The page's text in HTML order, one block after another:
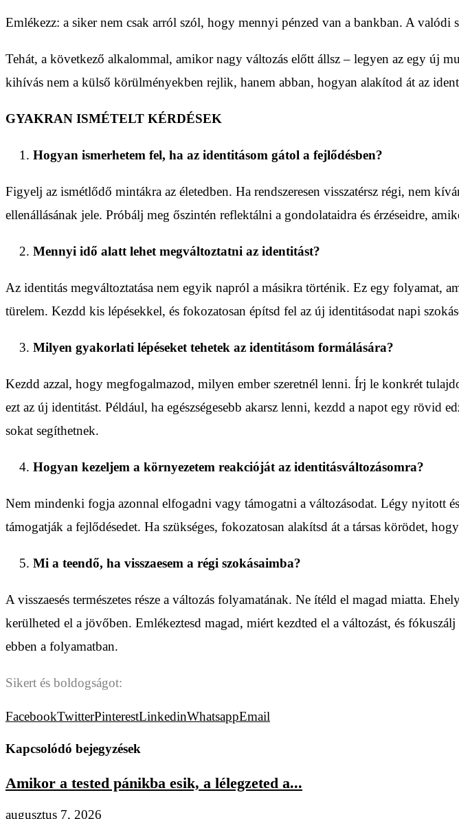
Emlékezz: a siker nem csak arról szól, hogy mennyi pénzed van a bankban. A valódi
Tehát, a következő alkalommal, amikor nagy változás előtt állsz – legyen az egy új
kihívás nem a külső körülményekben rejlik, hanem abban, hogyan alakítod át az
GYAKRAN ISMÉTELT KÉRDÉSEK
Hogyan ismerhetem fel, ha az identitásom gátol a fejlődésben?
Figyelj az ismétlődő mintákra az életedben. Ha rendszeresen visszatérsz régi, nem
ellenállásának jele. Próbálj meg őszintén reflektálni a gondolataidra és érzéseidre,
Mennyi idő alatt lehet megváltoztatni az identitást?
Az identitás megváltoztatása nem egyik napról a másikra történik. Ez egy folyamat,
türelem. Kezdd kis lépésekkel, és fokozatosan építsd fel az új identitásodat napi
Milyen gyakorlati lépéseket tehetek az identitásom formálására?
Kezdd azzal, hogy megfogalmazod, milyen ember szeretnél lenni. Írj le konkrét
ezt az új identitást. Például, ha egészségesebb akarsz lenni, kezdd a napot egy rövid
sokat segíthetnek.
Hogyan kezeljem a környezetem reakcióját az identitásváltozásomra?
Nem mindenki fogja azonnal elfogadni vagy támogatni a változásodat. Légy nyitott
támogatják a fejlődésedet. Ha szükséges, fokozatosan alakítsd át a társas körödet,
Mi a teendő, ha visszaesem a régi szokásaimba?
A visszaesés természetes része a változás folyamatának. Ne ítéld el magad miatta.
kerülheted el a jövőben. Emlékeztesd magad, miért kezdted el a változást, és
ebben a folyamatban.
Sikert és boldogságot:
FacebookTwitterPinterestLinkedinWhatsappEmail
Kapcsolódó bejegyzések
Amikor a tested pánikba esik, a lélegzeted a...
augusztus 7, 2026